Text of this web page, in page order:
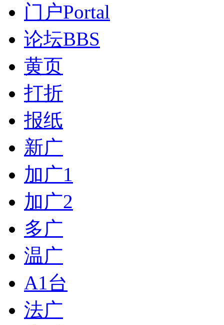
门户Portal
论坛BBS
黄页
打折
报纸
新广
加广1
加广2
多广
温广
A1台
法广